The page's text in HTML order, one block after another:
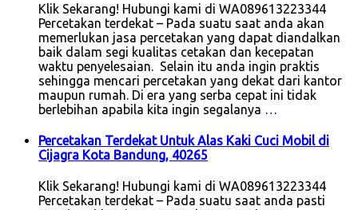
Klik Sekarang! Hubungi kami di WA089613223344
Percetakan terdekat – Pada suatu saat anda akan
memerlukan jasa percetakan yang dapat diandalkan
baik dalam segi kualitas cetakan dan kecepatan
waktu penyelesaian. Selain itu anda ingin praktis
sehingga mencari percetakan yang dekat dari kantor
maupun rumah. Di era yang serba cepat ini tidak
berlebihan apabila kita ingin segalanya …
Percetakan Terdekat Untuk Alas Kaki Cuci Mobil di
Cijagra Kota Bandung, 40265
Klik Sekarang! Hubungi kami di WA089613223344
Percetakan terdekat – Pada suatu saat anda pasti